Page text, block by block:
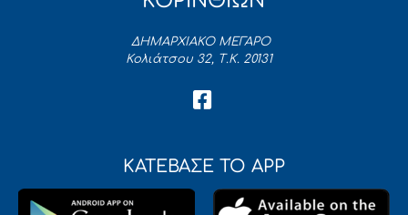
ΔΗΜΑΡΧΙΑΚΟ ΜΕΓΑΡΟ
Κολιάτσου 32, Τ.Κ. 20131
ΚΑΤΕΒΑΣΕ ΤΟ APP